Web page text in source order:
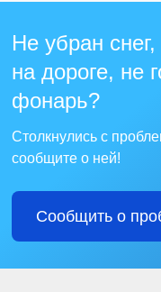
Не убран
на дороге, не
фонарь?
Столкнулись с
сообщите о ней!
Сообщить о